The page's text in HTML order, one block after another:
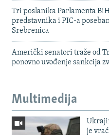
Tri poslanika Parlamenta
predstavnika i PIC-a
Srebrenica
Američki senatori traže od
ponovno uvođenje sankcija
Multimedija
je